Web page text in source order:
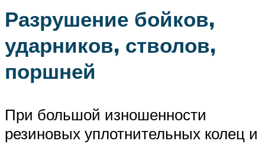
Разрушение бойков,
ударников, стволов,
поршней
При большой изношенности
резиновых уплотнительных колец и